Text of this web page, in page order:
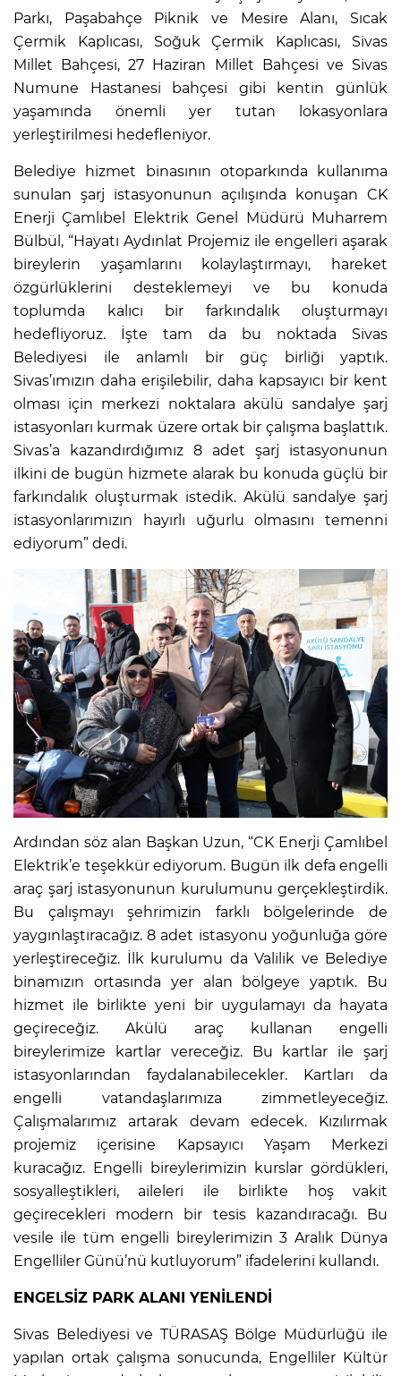
Parkı, Paşabahçe Piknik ve Mesire Alanı, Sıcak
Çermik Kaplıcası, Soğuk Çermik Kaplıcası, Sivas
Millet Bahçesi, 27 Haziran Millet Bahçesi ve Sivas
Numune Hastanesi bahçesi gibi kentin günlük
yaşamında önemli yer tutan lokasyonlara
yerleştirilmesi hedefleniyor.
Belediye hizmet binasının otoparkında kullanıma
sunulan şarj istasyonunun açılışında konuşan CK
Enerji Çamlıbel Elektrik Genel Müdürü Muharrem
Bülbül, “Hayatı Aydınlat Projemiz ile engelleri aşarak
bireylerin yaşamlarını kolaylaştırmayı, hareket
özgürlüklerini desteklemeyi ve bu konuda
toplumda kalıcı bir farkındalık oluşturmayı
hedefliyoruz. İşte tam da bu noktada Sivas
Belediyesi ile anlamlı bir güç birliği yaptık.
Sivas’ımızın daha erişilebilir, daha kapsayıcı bir kent
olması için merkezi noktalara akülü sandalye şarj
istasyonları kurmak üzere ortak bir çalışma başlattık.
Sivas’a kazandırdığımız 8 adet şarj istasyonunun
ilkini de bugün hizmete alarak bu konuda güçlü bir
farkındalık oluşturmak istedik. Akülü sandalye şarj
istasyonlarımızın hayırlı uğurlu olmasını temenni
ediyorum” dedi.
Ardından söz alan Başkan Uzun, “CK Enerji Çamlıbel
Elektrik’e teşekkür ediyorum. Bugün ilk defa engelli
araç şarj istasyonunun kurulumunu gerçekleştirdik.
Bu çalışmayı şehrimizin farklı bölgelerinde de
yaygınlaştıracağız. 8 adet istasyonu yoğunluğa göre
yerleştireceğiz. İlk kurulumu da Valilik ve Belediye
binamızın ortasında yer alan bölgeye yaptık. Bu
hizmet ile birlikte yeni bir uygulamayı da hayata
geçireceğiz. Akülü araç kullanan engelli
bireylerimize kartlar vereceğiz. Bu kartlar ile şarj
istasyonlarından faydalanabilecekler. Kartları da
engelli vatandaşlarımıza zimmetleyeceğiz.
Çalışmalarımız artarak devam edecek. Kızılırmak
projemiz içerisine Kapsayıcı Yaşam Merkezi
kuracağız. Engelli bireylerimizin kurslar gördükleri,
sosyalleştikleri, aileleri ile birlikte hoş vakit
geçirecekleri modern bir tesis kazandıracağı. Bu
vesile ile tüm engelli bireylerimizin 3 Aralık Dünya
Engelliler Günü’nü kutluyorum” ifadelerini kullandı.
ENGELSİZ PARK ALANI YENİLENDİ
Sivas Belediyesi ve TÜRASAŞ Bölge Müdürlüğü ile
yapılan ortak çalışma sonucunda, Engelliler Kültür